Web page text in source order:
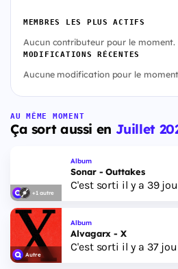
MEMBRES LES PLUS ACTIFS
Aucun contributeur pour le moment.
MODIFICATIONS RÉCENTES
Aucune modification pour le
AU MÊME MOMENT
Ça sort aussi en Juillet
+1 autre
Album
Sonar - Outtakes
C'est sorti il y a 39
Autre
Album
Alvagarx - X
C'est sorti il y a 37